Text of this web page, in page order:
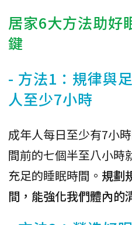
居家6大方法助好
鍵
- 方法1：規律與
人至少7小時
成年人每日至少有7小
間前的七個半至八小時
充足的睡眠時間。 規劃
間，能強化我們體內的